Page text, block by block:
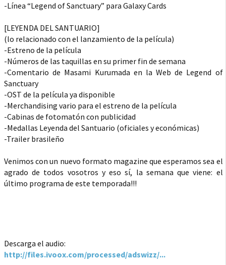
-Línea “Legend of Sanctuary” para Galaxy Cards
[LEYENDA DEL SANTUARIO]
(lo relacionado con el lanzamiento de la película)
-Estreno de la película
-Números de las taquillas en su primer fin de semana
-Comentario de Masami Kurumada en la Web de Legend of
Sanctuary
-OST de la película ya disponible
-Merchandising vario para el estreno de la película
-Cabinas de fotomatón con publicidad
-Medallas Leyenda del Santuario (oficiales y económicas)
-Trailer brasileño
Venimos con un nuevo formato magazine que esperamos sea el
agrado de todos vosotros y eso sí, la semana que viene: el
último programa de este temporada!!!
Descarga el audio:
http://files.ivoox.com/processed/adswizz/...